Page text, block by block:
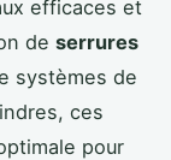
efficaces et
de serrures
systèmes de
ces
pour